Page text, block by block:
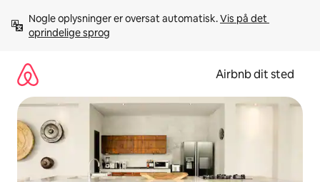
videre
Nogle oplysninger er oversat automatisk. Vis på det
oprindelige sprog
Airbnb dit sted